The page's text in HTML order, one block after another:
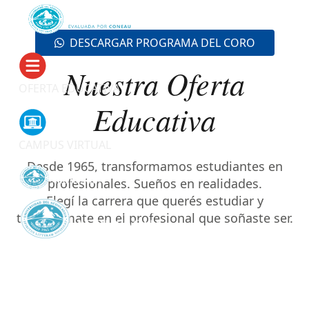
OFERTA EDUCATIVA
DESCARGAR PROGRAMA DEL CORO
Nuestra Oferta
Educativa
Desde 1965, transformamos estudiantes en
profesionales. Sueños en realidades.
Elegí la carrera que querés estudiar y
transformate en el profesional que soñaste ser.